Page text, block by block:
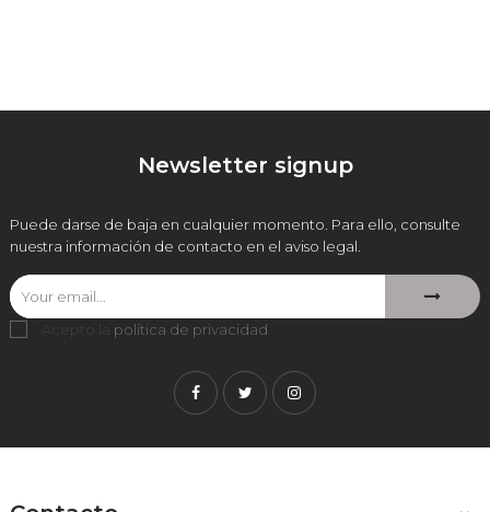
Newsletter signup
Puede darse de baja en cualquier momento. Para ello, consulte
nuestra información de contacto en el aviso legal.
Acepto la política de privacidad
FacebookTwitterInstagram